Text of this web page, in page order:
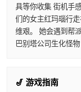
具等你收集 街机手
们的女主红玛瑙行
维艰。 她会遇到帮
巴别塔公司生化怪
🎷 游戏指南